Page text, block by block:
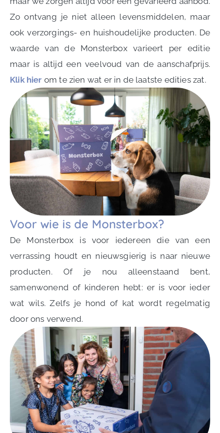
Zo ontvang je niet alleen levensmiddelen, maar
ook verzorgings- en huishoudelijke producten. De
waarde van de Monsterbox varieert per editie
maar is altijd een veelvoud van de aanschafprijs.
Klik hier om te zien wat er in de laatste edities zat.
Voor wie is de Monsterbox?
De Monsterbox is voor iedereen die van een
verrassing houdt en nieuwsgierig is naar nieuwe
producten. Of je nou alleenstaand bent,
samenwonend of kinderen hebt: er is voor ieder
wat wils. Zelfs je hond of kat wordt regelmatig
door ons verwend.